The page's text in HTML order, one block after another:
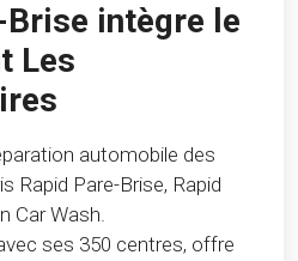
Brise intègre le
Les
automobile des
Rapid Pare-Brise, Rapid
Car Wash.
ses 350 centres, offre